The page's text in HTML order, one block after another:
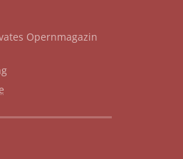
Opernmagazin